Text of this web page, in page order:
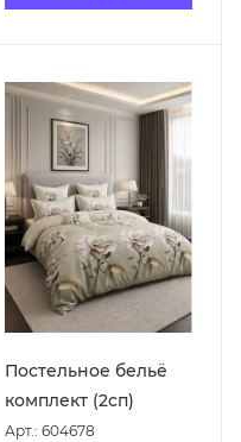
Постельное бельё
комплект (2сп)
Арт.: 604678